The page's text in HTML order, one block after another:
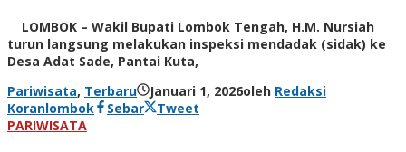
LOMBOK – Wakil Bupati Lombok Tengah, H.M. Nursiah
turun langsung melakukan inspeksi mendadak (sidak) ke
Desa Adat Sade, Pantai Kuta,
Pariwisata, Terbaru Januari 1, 2026oleh Redaksi
Koranlombok
Sebar
Tweet
PARIWISATA